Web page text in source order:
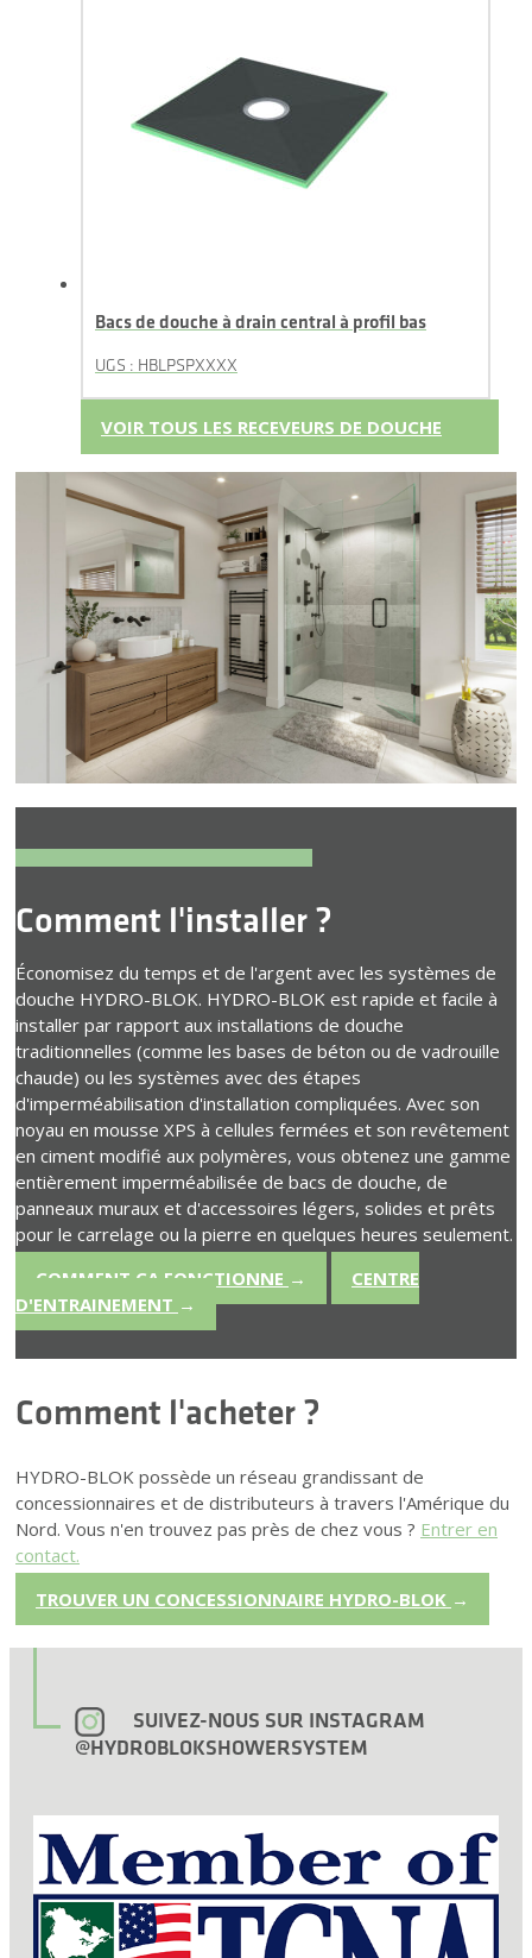
Bacs de douche à drain central à profil bas
UGS : HBLPSPXXXX
VOIR TOUS LES RECEVEURS DE DOUCHE
Comment l'installer ?
Économisez du temps et de l'argent avec les systèmes de
douche HYDRO-BLOK. HYDRO-BLOK est rapide et facile à
installer par rapport aux installations de douche
traditionnelles (comme les bases de béton ou de vadrouille
chaude) ou les systèmes avec des étapes
d'imperméabilisation d'installation compliquées. Avec son
noyau en mousse XPS à cellules fermées et son revêtement
en ciment modifié aux polymères, vous obtenez une gamme
entièrement imperméabilisée de bacs de douche, de
panneaux muraux et d'accessoires légers, solides et prêts
pour le carrelage ou la pierre en quelques heures seulement.
COMMENT ÇA FONCTIONNE →
CENTRE
D'ENTRAINEMENT →
Comment l'acheter ?
HYDRO-BLOK possède un réseau grandissant de
concessionnaires et de distributeurs à travers l'Amérique du
Nord. Vous n'en trouvez pas près de chez vous ? Entrer en
contact.
TROUVER UN CONCESSIONNAIRE HYDRO-BLOK →
SUIVEZ-NOUS SUR INSTAGRAM
@HYDROBLOKSHOWERSYSTEM